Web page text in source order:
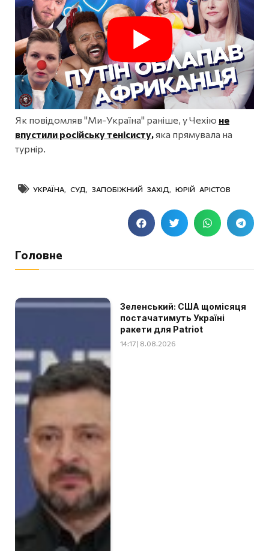
Як повідомляв "Ми-Україна" раніше, у Чехію не
впустили російську тенісисту,яка прямувала на
турнір.
УКРАЇНА СУД ЗАПОБІЖНИЙ ЗАХІД ЮРІЙ АРІСТОВ
Головне
Зеленський: США щомісяця
постачатимуть Україні
ракети для Patriot
14:17 | 8.08.2026